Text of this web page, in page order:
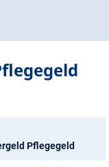
Pflegegeld